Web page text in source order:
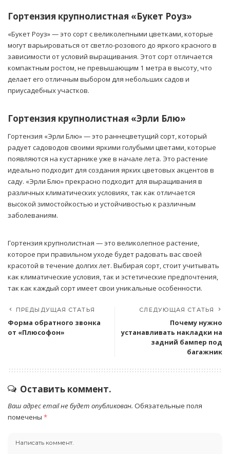
Гортензия крупнолистная «Букет Роуз»
«Букет Роуз» — это сорт с великолепными цветками, которые
могут варьироваться от светло-розового до яркого красного в
зависимости от условий выращивания. Этот сорт отличается
компактным ростом, не превышающим 1 метра в высоту, что
делает его отличным выбором для небольших садов и
приусадебных участков.
Гортензия крупнолистная «Эрли Блю»
Гортензия «Эрли Блю» — это раннецветущий сорт, который
радует садоводов своими яркими голубыми цветами, которые
появляются на кустарнике уже в начале лета. Это растение
идеально подходит для создания ярких цветовых акцентов в
саду. «Эрли Блю» прекрасно подходит для выращивания в
различных климатических условиях, так как отличается
высокой зимостойкостью и устойчивостью к различным
заболеваниям.
Гортензия крупнолистная — это великолепное растение,
которое при правильном уходе будет радовать вас своей
красотой в течение долгих лет. Выбирая сорт, стоит учитывать
как климатические условия, так и эстетические предпочтения,
так как каждый сорт имеет свои уникальные особенности.
ПРЕДЫДУЩАЯ СТАТЬЯ
Форма обратного звонка
от «Плюсофон»
СЛЕДУЮЩАЯ СТАТЬЯ
Почему нужно
устанавливать накладки на
задний бампер под
багажник
Оставить коммент.
Ваш адрес email не будет опубликован. Обязательные поля
помечены *